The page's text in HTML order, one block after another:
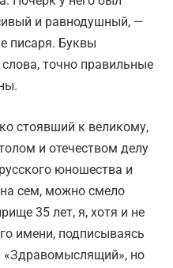
и равнодушный, —
писаря. Буквы
точно правильные
стоявший к великому,
и отечеством делу
юношества и
сем, можно смело
35 лет, я, хотя и не
имени, подписываясь
но